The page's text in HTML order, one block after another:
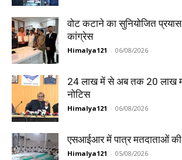
वोट कटाने का सुनियोजित प्रयास
कांग्रेस
Himalya121 - 06/08/2026
24 लाख में से अब तक 20 लाख
नोटिस
Himalya121 - 06/08/2026
एसआईआर में पात्र मतदाताओं
Himalya121 - 05/08/2026